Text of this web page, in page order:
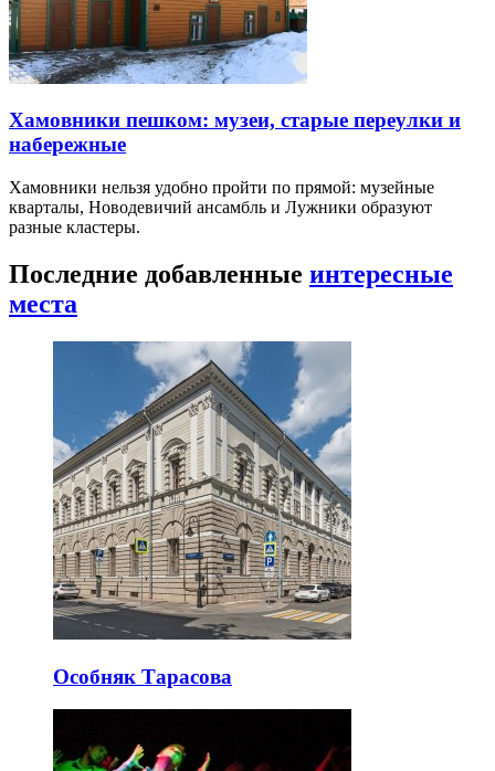
Хамовники пешком: музеи, старые переулки и
набережные
Хамовники нельзя удобно пройти по прямой: музейные
кварталы, Новодевичий ансамбль и Лужники образуют
разные кластеры.
Последние добавленные интересные
места
Особняк Тарасова